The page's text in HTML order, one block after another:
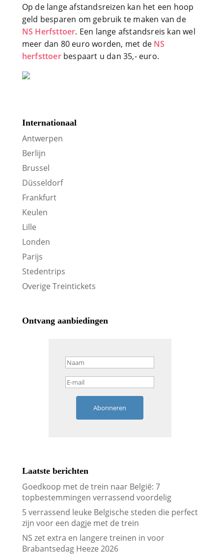
Op de lange afstandsreizen kan het een hoop
geld besparen om gebruik te maken van de
NS Herfsttoer. Een lange afstandsreis kan wel
meer dan 80 euro worden, met de NS
herfsttoerbespaart u dan 35,- euro.
Internationaal
Antwerpen
Berlijn
Brussel
Düsseldorf
Frankfurt
Keulen
Lille
Londen
Parijs
Stedentrips
Overige Treintickets
Ontvang aanbiedingen
Abonneren
Laatste berichten
Goedkoop met de trein naar België: 7
topbestemmingen verrassend voordelig
5 verrassend leuke Belgische steden die perfect
zijn voor een dagje met de trein
NS zet extra en langere treinen in voor
Brabantsedag Heeze 2026